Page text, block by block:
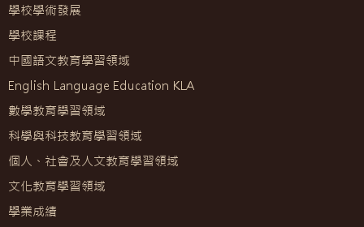
學校學術發展
學校課程
中國語文教育學習領域
English Language Education KLA
數學教育學習領域
科學與科技教育學習領域
個人、社會及人文教育學習領域
文化教育學習領域
學業成績